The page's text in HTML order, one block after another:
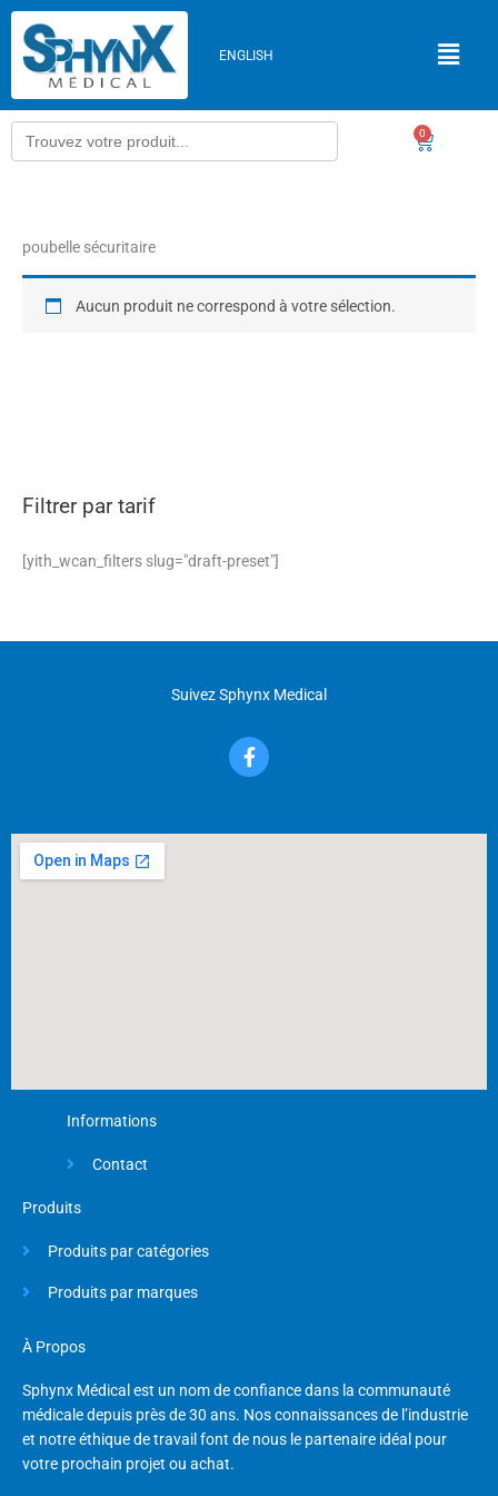
Aller
contenu
ENGLISH
Search
for:
0
Panier
Filtrer par tarif
[yith_wcan_filters slug="draft-preset"]
poubelle sécuritaire
Aucun produit ne correspond à votre sélection.
Suivez Sphynx Medical
F
a
c
o
Informations
Contact
Produits
Produits par catégories
Produits par marques
À Propos
Sphynx Médical est un nom de confiance dans la communauté
médicale depuis près de 30 ans. Nos connaissances de l’industrie
et notre éthique de travail font de nous le partenaire idéal pour
votre prochain projet ou achat.